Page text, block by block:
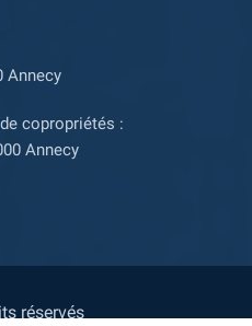
Annecy
copropriétés :
Annecy
réservés